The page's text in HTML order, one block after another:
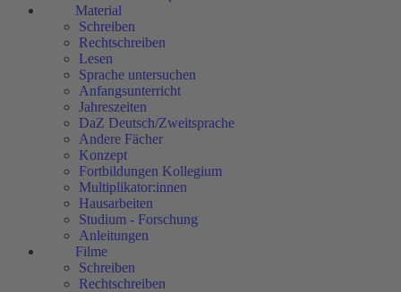
Material
Schreiben
Rechtschreiben
Lesen
Sprache untersuchen
Anfangsunterricht
Jahreszeiten
DaZ Deutsch/Zweitsprache
Andere Fächer
Konzept
Fortbildungen Kollegium
Multiplikator:innen
Hausarbeiten
Studium - Forschung
Anleitungen
Filme
Schreiben
Rechtschreiben